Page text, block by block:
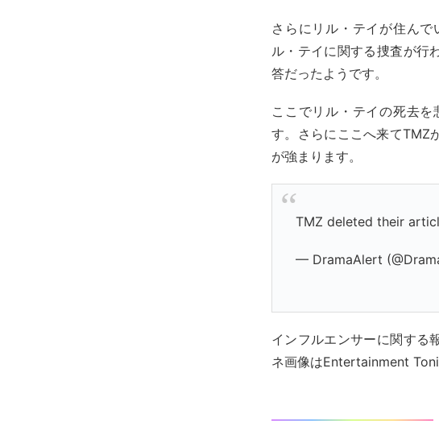
さらにリル・テイが住ん
ル・テイに関する捜査が行
答だったようです。
ここでリル・テイの死去
す。さらにここへ来てTMZ
が強まります。
TMZ deleted their
— DramaAlert
インフルエンサーに関する
ネ画像はEntertainment